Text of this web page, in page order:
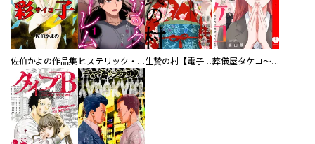
佐伯かよの作品集 ヒステリック・ハーレム～搾られる男と堕ちる女～【電子単行本版】 生贄の村【電子単行本版】 葬儀屋タケコ～あなたの最期、叶えます【電子単行本版】